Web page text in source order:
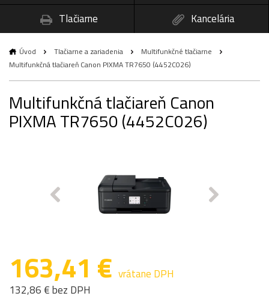
Tlačiarne
Kancelária
Úvod Tlačiarne a zariadenia
Multifunkčné tlačiarne
Multifunkčná tlačiareň Canon PIXMA TR7650 (4452C026)
Multifunkčná tlačiareň Canon
PIXMA TR7650 (4452C026)
163,41 € vrátane DPH
132,86 € bez DPH